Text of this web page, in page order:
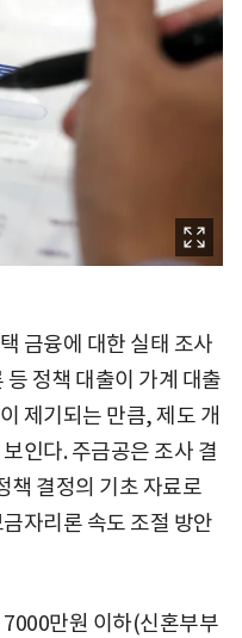
금융에 대한 실태 조사
정책 대출이 가계 대출
제기되는 만큼, 제도 개
인다. 주금공은 조사 결
책 결정의 기초 자료로
자리론 속도 조절 방안
만원 이하(신혼부부